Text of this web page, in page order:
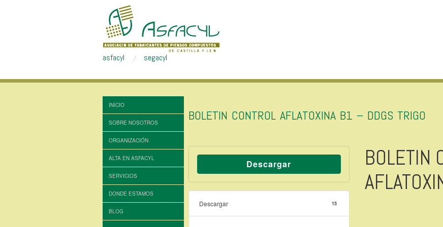
asfacyl segacyl
INICIO
SOBRE NOSOTROS
ORGANIZACIÓN
ALTA EN ASFACYL
SERVICIOS
DONDE ESTAMOS
BLOG
BOLETIN CONTROL AFLATOXINA B1 – DDGS TRIGO
Descargar
Descargar 15
BOLETIN